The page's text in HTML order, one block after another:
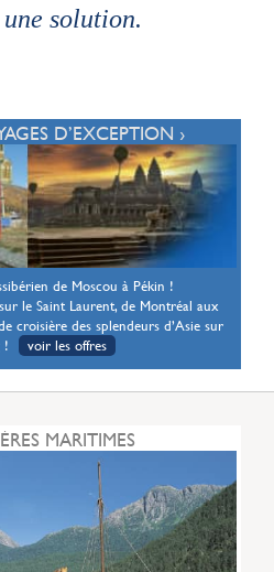
solution.
D’EXCEPTION ›
de Moscou à Pékin !
le Saint Laurent, de Montréal aux
croisière des splendeurs d’Asie sur
!
voir les offres
MARITIMES